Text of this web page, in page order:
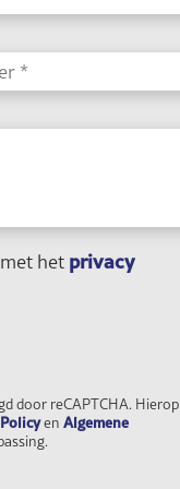
het privacy
door reCAPTCHA. Hierop
en Algemene